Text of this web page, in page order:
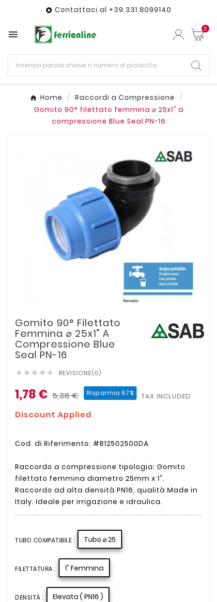
 Contattaci al +39.331.8099140
 0
Home
Raccordi a Compressione
Gomito 90° filettato femmina ⌀ 25x1" a
compressione Blue Seal PN-16
Gomito 90° Filettato
Femmina ⌀ 25x1" A
Compressione Blue
Seal PN-16
     REVISIONE(0)
1,78 € 5,38 € Risparmia 67% TAX INCLUDED
Discount Applied
Cod. di Riferimento: #B12502500DA
Raccordo a compressione tipologia: Gomito
filettato femmina diametro 25mm x 1".
Raccordo ad alta densità PN16, qualità Made in
Italy. Ideale per irrigazione e idraulica.
TUBO COMPATIBILE : Tubo ⌀ 25
FILETTATURA : 1" Femmina
DENSITÀ : Elevata ( PN16 )